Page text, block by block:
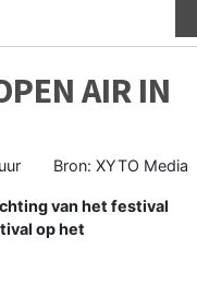
AIR IN
Bron: XYTO Media
van het festival
op het